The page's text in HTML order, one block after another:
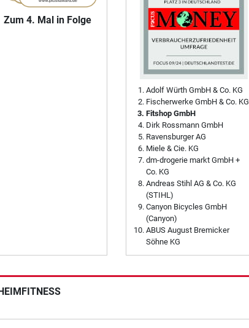
Zum 4. Mal in Folge
Adolf Würth GmbH & Co. KG
Fischerwerke GmbH & Co. KG
Fitshop GmbH
Dirk Rossmann GmbH
Ravensburger AG
Miele & Cie. KG
dm-drogerie markt GmbH +
Co. KG
Andreas Stihl AG & Co. KG
(STIHL)
Canyon Bicycles GmbH
(Canyon)
ABUS August Bremicker
Söhne KG